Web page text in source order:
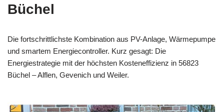
Büchel
Die fortschrittlichste Kombination aus PV-Anlage, Wärmepumpe
und smartem Energiecontroller. Kurz gesagt: Die
Energiestrategie mit der höchsten Kosteneffizienz in 56823
Büchel – Alflen, Gevenich und Weiler.